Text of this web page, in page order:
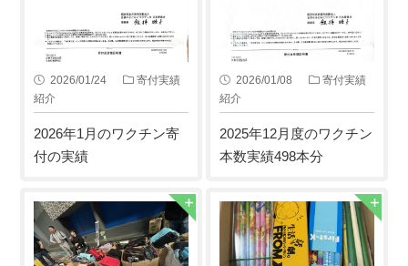
2026/01/24
寄付実績
紹介
2026年1月のワクチン寄
付の実績
2026/01/08
寄付実績
紹介
2025年12月度のワクチン
本数実績498本分